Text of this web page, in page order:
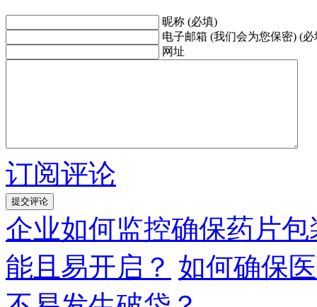
昵称 (必填)
电子邮箱 (我们会为您保密) (必
网址
订阅评论
企业如何监控确保药片
能且易开启？ 如何确保